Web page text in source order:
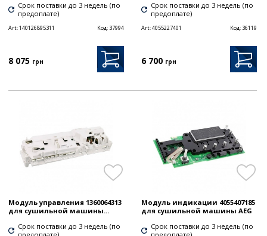
Срок поставки до 3 недель (по
предоплате)
Art:140126895311 Код: 37994
8 075 грн
Срок поставки до 3 недель (по
предоплате)
Art:4055227401 Код: 36119
6 700 грн
Модуль управления 1360064313
для сушильной машины...
Срок поставки до 3 недель (по
Модуль индикации 4055407185
для сушильной машины AEG
Срок поставки до 3 недель (по